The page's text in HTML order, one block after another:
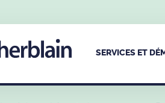
SERVICES ET